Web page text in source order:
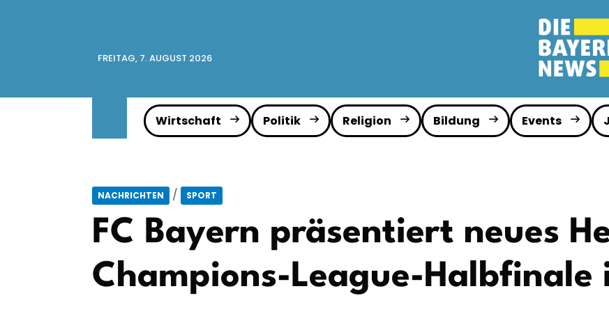
FREITAG, 7. AUGUST 2026
Wirtschaft Politik Religion Bildung Events
NACHRICHTEN / SPORT
FC Bayern präsentiert neues
Champions-League-Halbfinale